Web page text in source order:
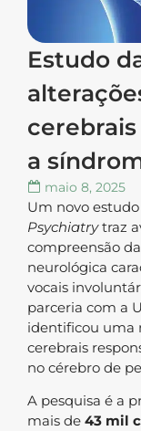
Estudo
a
maio 8, 2025
Um novo
Psychiatrytraz
compreensão da
neurológica
vocais
parceria com a
identificou uma
cerebrais
no cérebro de
A pesquisa é a
mais de 43 mil